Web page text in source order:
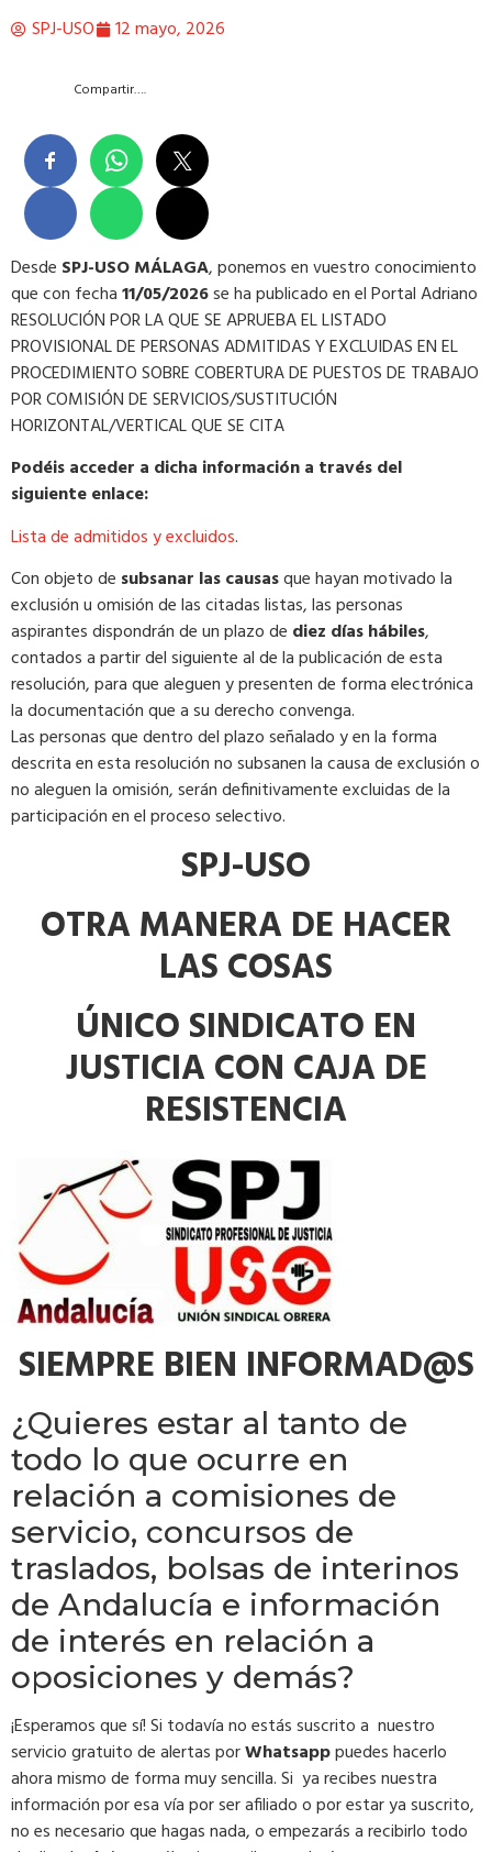
SPJ-USO 12 mayo, 2026
Compartir….
Desde SPJ-USO MÁLAGA, ponemos en vuestro conocimiento
que con fecha11/05/2026se ha publicado en el Portal Adriano
RESOLUCIÓN POR LA QUE SE APRUEBA EL LISTADO
PROVISIONAL DE PERSONAS ADMITIDAS Y EXCLUIDAS EN EL
PROCEDIMIENTO SOBRE COBERTURA DE PUESTOS DE TRABAJO
POR COMISIÓN DE SERVICIOS/SUSTITUCIÓN
HORIZONTAL/VERTICAL QUE SE CITA
Podéis acceder a dicha información a través del
siguiente enlace:
Lista de admitidos y excluidos.
Con objeto de subsanar las causasque hayan motivado la
exclusión u omisión de las citadas listas, las personas
aspirantes dispondrán de un plazo de diez días hábiles,
contados a partir del siguiente al de la publicación de esta
resolución, para que aleguen y presenten de forma electrónica
la documentación que a su derecho convenga.
Las personas que dentro del plazo señalado y en la forma
descrita en esta resolución no subsanen la causa de exclusión o
no aleguen la omisión, serán definitivamente excluidas de la
participación en el proceso selectivo.
SPJ-USO
OTRA MANERA DE HACER
LAS COSAS
ÚNICO SINDICATO EN
JUSTICIA CON CAJA DE
RESISTENCIA
SIEMPRE BIEN INFORMAD@S
¿Quieres estar al tanto de
todo lo que ocurre en
relación a comisiones de
servicio, concursos de
traslados, bolsas de interinos
de Andalucía e información
de interés en relación a
oposiciones y demás?
¡Esperamos que sí! Si todavía no estás suscrito a nuestro
servicio gratuito de alertas porWhatsapppuedes hacerlo
ahora mismo de forma muy sencilla. Si ya recibes nuestra
información por esa vía por ser afiliado o por estar ya suscrito,
no es necesario que hagas nada, o empezarás a recibirlo todo